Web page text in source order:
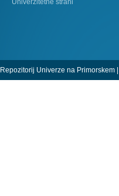
Univerzitetne strani
Repozitorij Univerze na Primorskem |